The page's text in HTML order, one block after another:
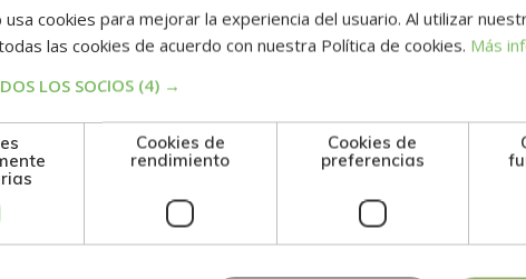
Internacional
Administración de
de Datos Con
0 4.380$ 1.095$
en Diseño Web
con HTML5 + CSS3 +
0 4.380$
cookies para mejorar la experiencia del usuario. Al utilizar
las cookies de acuerdo con nuestra Política de cookies. Más
LOS SOCIOS (4) →
Cookies de
rendimiento
Cookies de
preferencias